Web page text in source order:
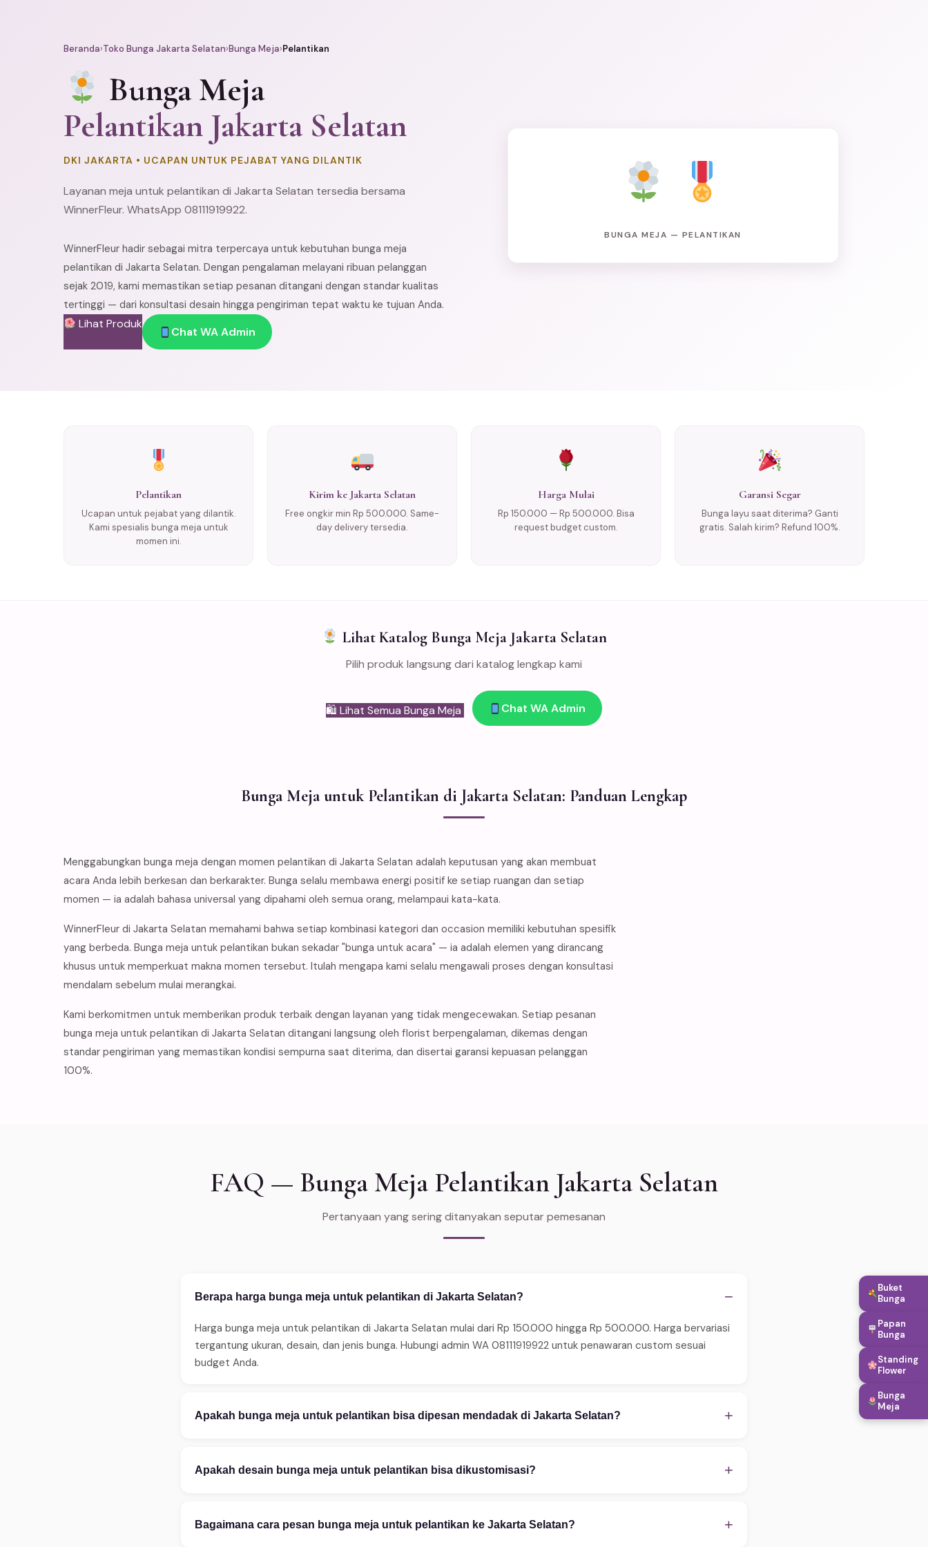
Beranda›Toko Bunga Jakarta Selatan›Bunga Meja›Pelantikan
Bunga Meja
Pelantikan Jakarta Selatan
DKI JAKARTA • UCAPAN UNTUK PEJABAT YANG DILANTIK
Layanan meja untuk pelantikan di Jakarta Selatan tersedia bersama
WinnerFleur. WhatsApp 08111919922.
WinnerFleur hadir sebagai mitra terpercaya untuk kebutuhan bunga meja
pelantikan di Jakarta Selatan. Dengan pengalaman melayani ribuan pelanggan
sejak 2019, kami memastikan setiap pesanan ditangani dengan standar kualitas
tertinggi — dari konsultasi desain hingga pengiriman tepat waktu ke tujuan Anda.
Lihat Produk
Chat WA Admin
BUNGA MEJA — PELANTIKAN
Pelantikan
Ucapan untuk pejabat yang dilantik.
Kami spesialis bunga meja untuk
momen ini.
Kirim ke Jakarta Selatan
Free ongkir min Rp 500.000. Same-
day delivery tersedia.
Harga Mulai
Rp 150.000 — Rp 500.000. Bisa
request budget custom.
Garansi Segar
Bunga layu saat diterima? Ganti
gratis. Salah kirim? Refund 100%.
Lihat Katalog Bunga Meja Jakarta Selatan
Pilih produk langsung dari katalog lengkap kami
🛍 Lihat Semua Bunga Meja Chat WA Admin
Bunga Meja untuk Pelantikan di Jakarta Selatan: Panduan Lengkap
Menggabungkan bunga meja dengan momen pelantikan di Jakarta Selatan adalah keputusan yang akan membuat
acara Anda lebih berkesan dan berkarakter. Bunga selalu membawa energi positif ke setiap ruangan dan setiap
momen — ia adalah bahasa universal yang dipahami oleh semua orang, melampaui kata-kata.
WinnerFleur di Jakarta Selatan memahami bahwa setiap kombinasi kategori dan occasion memiliki kebutuhan spesifik
yang berbeda. Bunga meja untuk pelantikan bukan sekadar "bunga untuk acara" — ia adalah elemen yang dirancang
khusus untuk memperkuat makna momen tersebut. Itulah mengapa kami selalu mengawali proses dengan konsultasi
mendalam sebelum mulai merangkai.
Kami berkomitmen untuk memberikan produk terbaik dengan layanan yang tidak mengecewakan. Setiap pesanan
bunga meja untuk pelantikan di Jakarta Selatan ditangani langsung oleh florist berpengalaman, dikemas dengan
standar pengiriman yang memastikan kondisi sempurna saat diterima, dan disertai garansi kepuasan pelanggan
100%.
FAQ — Bunga Meja Pelantikan Jakarta Selatan
Pertanyaan yang sering ditanyakan seputar pemesanan
Berapa harga bunga meja untuk pelantikan di Jakarta Selatan? −
Harga bunga meja untuk pelantikan di Jakarta Selatan mulai dari Rp 150.000 hingga Rp 500.000. Harga bervariasi
tergantung ukuran, desain, dan jenis bunga. Hubungi admin WA 08111919922 untuk penawaran custom sesuai
budget Anda.
Apakah bunga meja untuk pelantikan bisa dipesan mendadak di Jakarta Selatan? +
sebelum jam 14:00. Tersedia juga layanan express 2–4 jam untuk area tertentu. Hubungi WA untuk konfirmasi
Apakah desain bunga meja untuk pelantikan bisa dikustomisasi? +
aksesoris. Konsultasi desain gratis via WhatsApp 08111919922. Foto referensi sangat membantu proses
Bagaimana cara pesan bunga meja untuk pelantikan ke Jakarta Selatan? +
Buket
Bunga
Papan
Bunga
Standing
Flower
Bunga
Meja